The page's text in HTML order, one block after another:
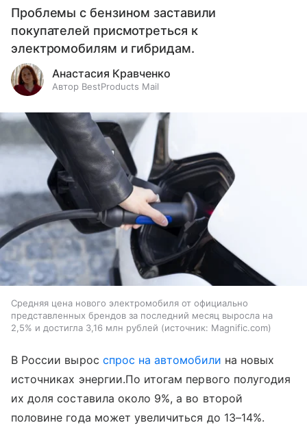
Проблемы с бензином заставили
покупателей присмотреться к
электромобилям и гибридам.
Анастасия Кравченко
Автор BestProducts Mail
Средняя цена нового электромобиля от официально
представленных брендов за последний месяц выросла на
2,5% и достигла 3,16 млн рублей
источник: Magnific.com
В России вырос спрос на автомобили на новых
источниках энергии.По итогам первого полугодия
их доля составила около 9%, а во второй
половине года может увеличиться до 13–14%.